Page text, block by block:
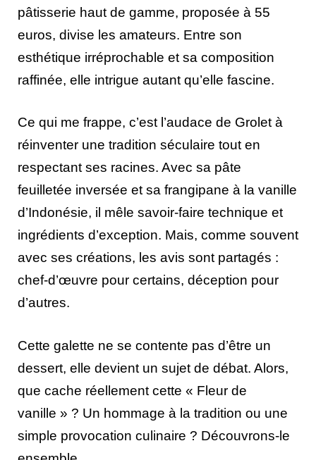
pâtisserie haut de gamme, proposée à 55
euros, divise les amateurs. Entre son
esthétique irréprochable et sa composition
raffinée, elle intrigue autant qu’elle fascine.
Ce qui me frappe, c’est l’audace de Grolet à
réinventer une tradition séculaire tout en
respectant ses racines. Avec sa pâte
feuilletée inversée et sa frangipane à la vanille
d’Indonésie, il mêle savoir-faire technique et
ingrédients d’exception. Mais, comme souvent
avec ses créations, les avis sont partagés :
chef-d’œuvre pour certains, déception pour
d’autres.
Cette galette ne se contente pas d’être un
dessert, elle devient un sujet de débat. Alors,
que cache réellement cette « Fleur de
vanille » ? Un hommage à la tradition ou une
simple provocation culinaire ? Découvrons-le